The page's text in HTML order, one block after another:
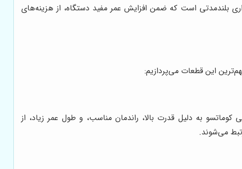
بلندمدتی است که ضمن افزایش عمر مفید دستگاه، از هزینه‌های
این قطعات می‌پردازیم:
به دلیل قدرت بالا، راندمان مناسب، و طول عمر زیاد، از
می‌شوند.